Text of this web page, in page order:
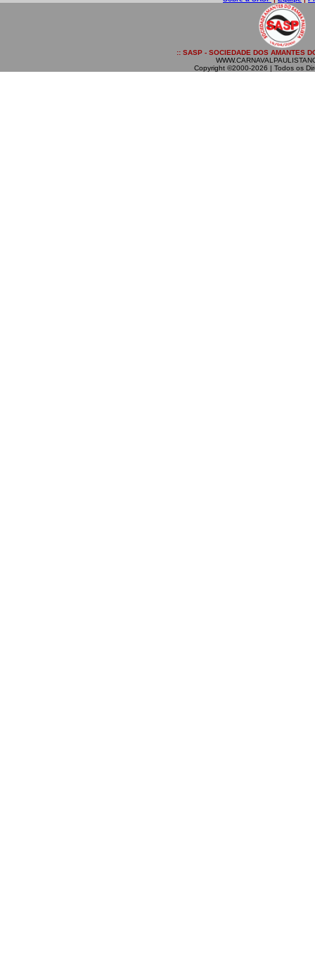
:: SASP - SOCIEDADE DOS AMANTES
Copyright ©2000-2026 | Todos os